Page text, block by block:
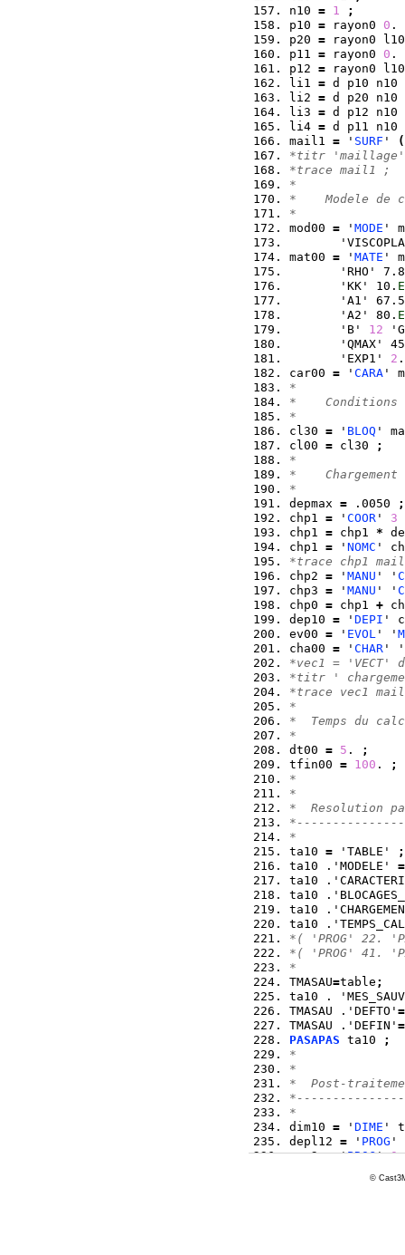
n10 = 1
;
p10 = rayon0 0 .
p20 = rayon0
p11 = rayon0 0 .
p12 = rayon0
li1 = d p10
li2 = d p20
li3 = d p12
li4 = d p11
mail1 = ' SURF '
(
*titr
*trace mail1 ;
*
*    Modele de
*
mod00 = ' MODE '
mat00 = ' MATE '
'RHO'
       'KK' 10.
'A1'
       'A2' 80.
       'B'
12
'QMAX'
       'EXP1'
2
car00 = ' CARA '
*
*
*
cl30 = ' BLOQ '
cl00 = cl30
;
*
*    Chargement
*
depmax = .0050
;
chp1 = ' COOR ' 3
chp1 = chp1 *
chp1 = ' NOMC '
*trace chp1
chp2 = ' MANU ' '
chp3 = ' MANU ' '
chp0 = chp1 +
dep10 = ' DEPI '
ev00 = ' EVOL ' '
cha00 = ' CHAR '
*vec1 = 'VECT'
*titr '
*trace vec1
*
*  Temps du
*
dt00 = 5 .
;
tfin00 = 100 .
;
*
*
*  Resolution
*
ta10 = 'TABLE'
;
ta10 .'MODELE' =
ta10
ta10
ta10
ta10
*( 'PROG' 22.
*( 'PROG' 41.
*
TMASAU=table ;
ta10 .
TMASAU .'DEFTO' =
TMASAU .'DEFIN' =
PASAPAS ta10
;
*
*
*  Post-
*
dim10 = ' DIME '
depl12 = ' PROG '
var2 = 'PROG' 0
ta10
©